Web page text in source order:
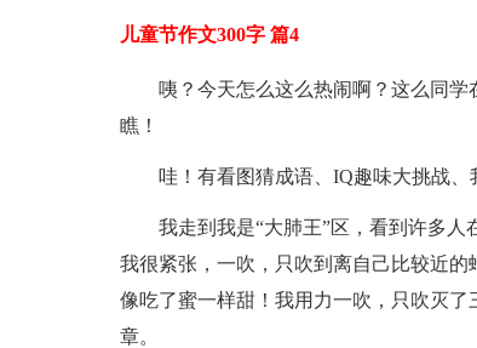
儿童节作文300字 篇4
咦？今天怎么这么热闹啊？这么同
瞧！
哇！有看图猜成语、IQ趣味大挑战、
我走到我是“大肺王”区，看到许多人
我很紧张，一吹，只吹到离自己比较近的
像吃了蜜一样甜！我用力一吹，只吹灭
章。